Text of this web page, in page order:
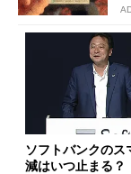
ソフトバンクのス
減はいつ止まる